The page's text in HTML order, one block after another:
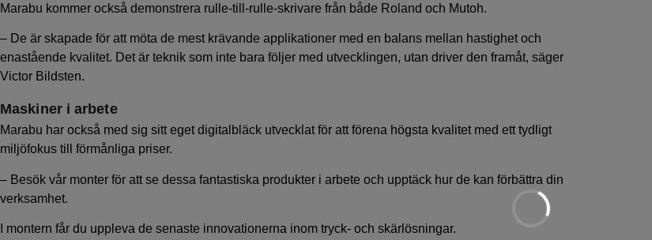
Marabu kommer också demonstrera rulle-till-rulle-skrivare från både Roland och Mutoh.
– De är skapade för att möta de mest krävande applikationer med en balans mellan hastighet och
enastående kvalitet. Det är teknik som inte bara följer med utvecklingen, utan driver den framåt, säger
Victor Bildsten.
Maskiner i arbete
Marabu har också med sig sitt eget digitalbläck utvecklat för att förena högsta kvalitet med ett tydligt
miljöfokus till förmånliga priser.
– Besök vår monter för att se dessa fantastiska produkter i arbete och upptäck hur de kan förbättra din
verksamhet.
I montern får du uppleva de senaste innovationerna inom tryck- och skärlösningar.